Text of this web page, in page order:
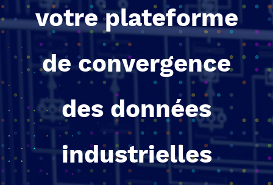
votre plateforme
de convergence
des données
industrielles